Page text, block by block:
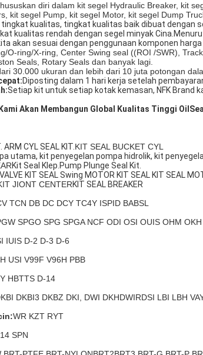
diri dalam kit segel Hydraulic Breaker, kit
kit segel Pump, kit segel Motor, kit segel Dump
kualitas, tingkat kualitas baik dibuat dengan
kualitas rendah dengan segel minyak
akan sesuai dengan penggunaan komponen harga
O-ring/X-ring, Center Swing seal ((ROI /SWR),
Seals, Rotary Seals dan banyak lagi.
30.000 ukuran dan lebih dari 10 juta potongan
Diposting dalam 1 hari kerja setelah
Setiap kit untuk setiap kotak kemasan, NFK Brand
Akan Membangun Global Kualitas Tinggi OilSeal
ARM CYL SEAL KIT. KIT SEAL BUCKET CYL
utama, kit penyegelan pompa hidrolik, kit
Kit Seal Klep.Pump Plunge Seal Kit.
KIT SEAL Swing MOTOR KIT SEAL KIT SEAL
JIONT CENTERKIT SEAL BREAKER
TCN DB DC DCY TC4Y ISPID BABSL
SPGO SPG SPGA NCF ODI OSI OUIS OHM
IUIS D-2 D-3 D-6
USI V99F V96H PBB
HBTTS D-14
DKBI3 DKBZ DKI, DWI DKHDWIRDSI LBI LBH
WR KZT RYT
SPN